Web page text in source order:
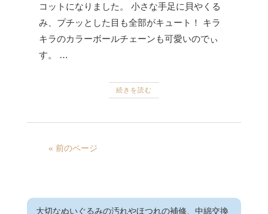
コットになりました。 小さな手足に貝やくる
み、プチッとした目も全部がキュート！ キラ
キラのカラーボールチェーンも可愛いのでぃ
す。 …
続きを読む
« 前のページ
大切なぬいぐるみの汚れやほつれの補修、中綿交換